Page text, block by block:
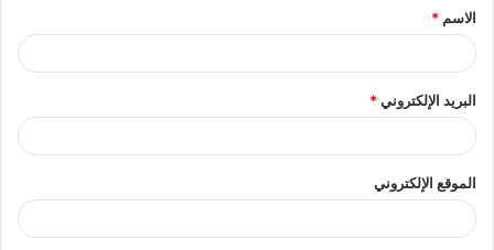
*
الاسم *
البريد الإلكتروني*
الموقع الإلكتروني